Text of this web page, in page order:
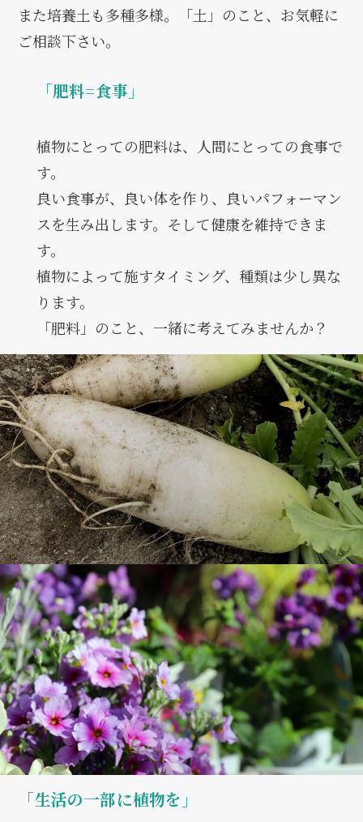
また培養土も多種多様。「土」のこと、お気軽に
ご相談下さい。
「肥料=食事」
植物にとっての肥料は、人間にとっての食事で
す。
良い食事が、良い体を作り、良いパフォーマン
スを生み出します。そして健康を維持できま
す。
植物によって施すタイミング、種類は少し異な
ります。
「肥料」のこと、一緒に考えてみませんか？
「生活の一部に植物を」